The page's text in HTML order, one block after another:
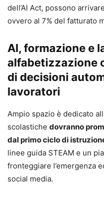
dell’AI Act, possono
ovvero al 7% del fatturato
AI, formazione e
alfabetizzazione
di decisioni
lavoratori
Ampio spazio è dedicato
scolastiche dovranno
dal primo ciclo di
linee guida STEAM e un
fronteggiare l’emergenza
social media.